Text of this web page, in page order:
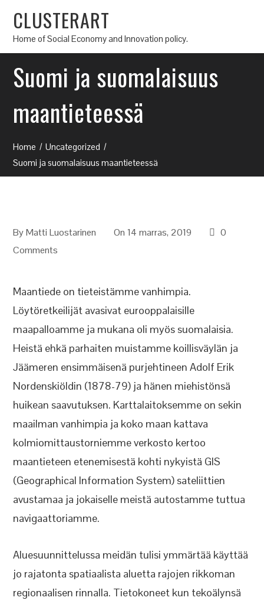
CLUSTERART
Home of Social Economy and Innovation policy.
Suomi ja suomalaisuus
maantieteessä
Home
Uncategorized
Suomi ja suomalaisuus maantieteessä
ByMatti Luostarinen On 14 marras, 2019
0
Comments
Maantiede on tieteistämme vanhimpia.
Löytöretkeilijät avasivat eurooppalaisille
maapalloamme ja mukana oli myös suomalaisia.
Heistä ehkä parhaiten muistamme koillisväylän ja
Jäämeren ensimmäisenä purjehtineen Adolf Erik
Nordenskiöldin (1878-79) ja hänen miehistönsä
huikean saavutuksen. Karttalaitoksemme on sekin
maailman vanhimpia ja koko maan kattava
kolmiomittaustorniemme verkosto kertoo
maantieteen etenemisestä kohti nykyistä GIS
(Geographical Information System) sateliittien
avustamaa ja jokaiselle meistä autostamme tuttua
navigaattoriamme.
Aluesuunnittelussa meidän tulisi ymmärtää käyttää
jo rajatonta spatiaalista aluetta rajojen rikkoman
regionaalisen rinnalla. Tietokoneet kun tekoälynsä